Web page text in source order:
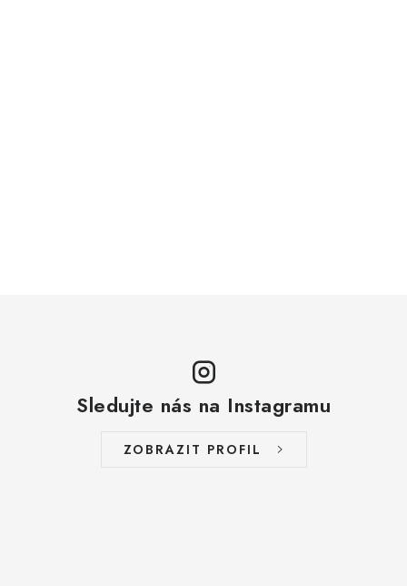
Sledujte nás na Instagramu
ZOBRAZIT PROFIL